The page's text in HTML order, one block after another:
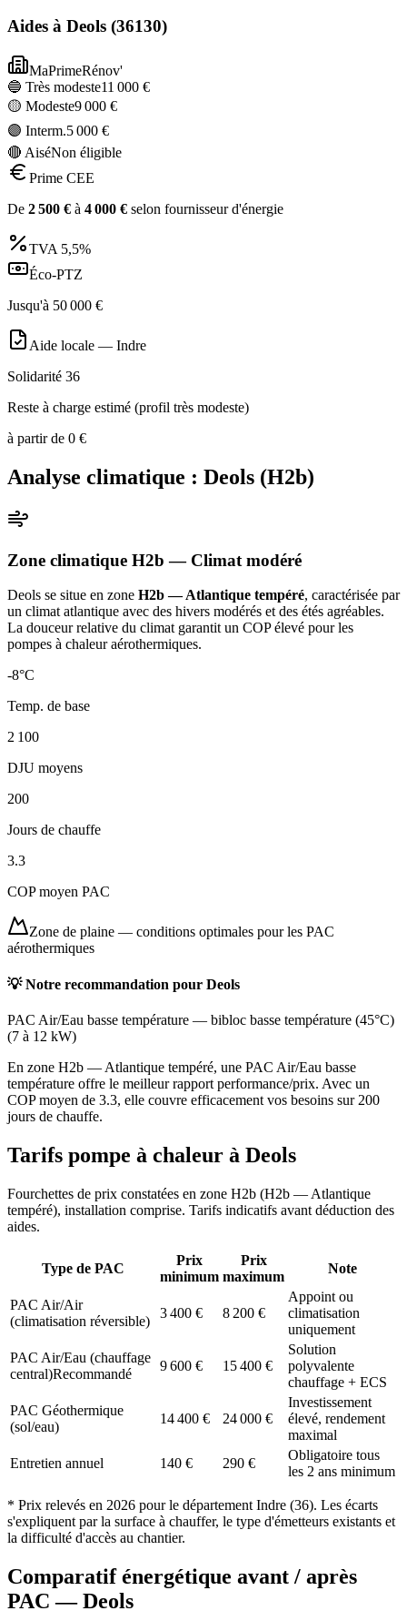
Aides à Deols (36130)
MaPrimeRénov'
🔵 Très modeste11 000 €
🟡 Modeste9 000 €
🟣 Interm.5 000 €
🔴 AiséNon éligible
Prime CEE
De 2 500 € à 4 000 € selon fournisseur d'énergie
TVA 5,5%
Éco-PTZ
Jusqu'à 50 000 €
Aide locale — Indre
Solidarité 36
Reste à charge estimé (profil très modeste)
à partir de 0 €
Analyse climatique : Deols (H2b)
Zone climatique H2b — Climat modéré
Deols se situe en zone H2b — Atlantique tempéré, caractérisée par
un climat atlantique avec des hivers modérés et des étés agréables.
La douceur relative du climat garantit un COP élevé pour les
pompes à chaleur aérothermiques.
-8°C
Temp. de base
2 100
DJU moyens
200
Jours de chauffe
3.3
COP moyen PAC
Zone de plaine — conditions optimales pour les PAC
aérothermiques
💡 Notre recommandation pour Deols
PAC Air/Eau basse température — bibloc basse température (45°C)
(7 à 12 kW)
En zone H2b — Atlantique tempéré, une PAC Air/Eau basse
température offre le meilleur rapport performance/prix. Avec un
COP moyen de 3.3, elle couvre efficacement vos besoins sur 200
jours de chauffe.
Tarifs pompe à chaleur à Deols
Fourchettes de prix constatées en zone H2b (H2b — Atlantique
tempéré), installation comprise. Tarifs indicatifs avant déduction des
aides.
Type de PAC
Prix
minimum
Prix
maximum
Note
PAC Air/Air
(climatisation réversible)
3 400 € 8 200 €
Appoint ou
climatisation
uniquement
PAC Air/Eau (chauffage
central)Recommandé
9 600 € 15 400 €
Solution
polyvalente
chauffage + ECS
PAC Géothermique
(sol/eau)
14 400 € 24 000 €
Investissement
élevé, rendement
maximal
Entretien annuel
140 € 290 €
Obligatoire tous
les 2 ans minimum
* Prix relevés en 2026 pour le département Indre (36). Les écarts
s'expliquent par la surface à chauffer, le type d'émetteurs existants et
la difficulté d'accès au chantier.
Comparatif énergétique avant / après
PAC —Deols